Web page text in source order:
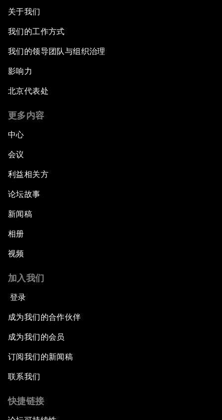
关于我们
我们的工作方式
我们的领导团队与组织治理
影响力
北京代表处
更多内容
中心
会议
利益相关方
论坛故事
新闻稿
相册
视频
加入我们
登录
成为我们的合作伙伴
成为我们的会员
订阅我们的新闻稿
联系我们
快捷链接